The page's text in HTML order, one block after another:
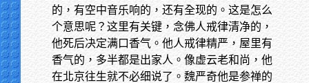
的，有空中音乐响的，还有全现的。这是怎么
个意思呢？这里有关键，念佛人戒律清净的，
他死后决定满口香气。他人戒律精严，屋里有
香气的，多半都是出家人。像虚云老和尚，他
在北京往生就不必细说了。魏严奇他是参禅的